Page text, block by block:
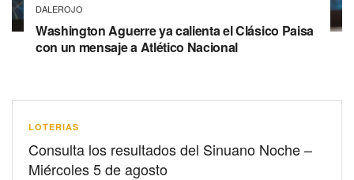
DALEROJO
Washington Aguerre ya calienta el Clásico Paisa
con un mensaje a Atlético Nacional
LOTERIAS
Consulta los resultados del Sinuano Noche –
Miércoles 5 de agosto